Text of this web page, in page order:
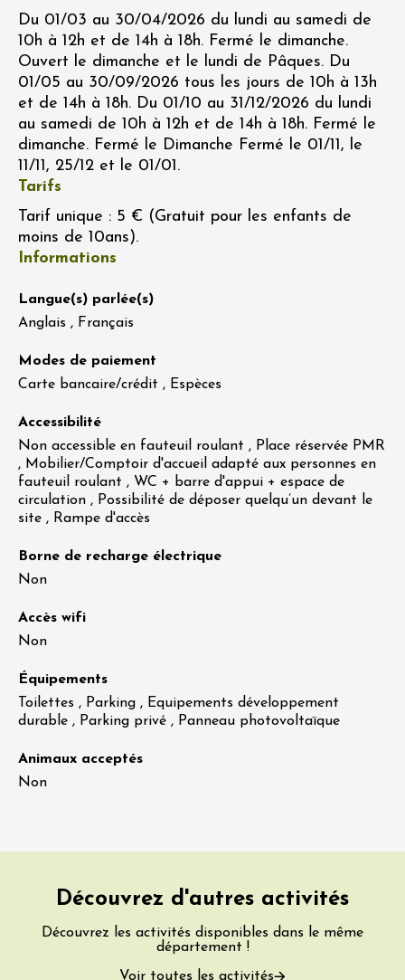
Du 01/03 au 30/04/2026 du lundi au samedi de
10h à 12h et de 14h à 18h. Fermé le dimanche.
Ouvert le dimanche et le lundi de Pâques. Du
01/05 au 30/09/2026 tous les jours de 10h à 13h
et de 14h à 18h. Du 01/10 au 31/12/2026 du lundi
au samedi de 10h à 12h et de 14h à 18h. Fermé le
dimanche. Fermé le Dimanche Fermé le 01/11, le
11/11, 25/12 et le 01/01.
Tarifs
Tarif unique : 5 € (Gratuit pour les enfants de
moins de 10ans).
Informations
Langue(s) parlée(s)
Anglais , Français
Modes de paiement
Carte bancaire/crédit , Espèces
Accessibilité
Non accessible en fauteuil roulant , Place réservée PMR
, Mobilier/Comptoir d'accueil adapté aux personnes en
fauteuil roulant , WC + barre d'appui + espace de
circulation , Possibilité de déposer quelqu’un devant le
site , Rampe d'accès
Borne de recharge électrique
Non
Accès wifi
Non
Équipements
Toilettes , Parking , Equipements développement
durable , Parking privé , Panneau photovoltaïque
Animaux acceptés
Non
Découvrez d'autres activités
Découvrez les activités disponibles dans le même
département !
Voir toutes les activités